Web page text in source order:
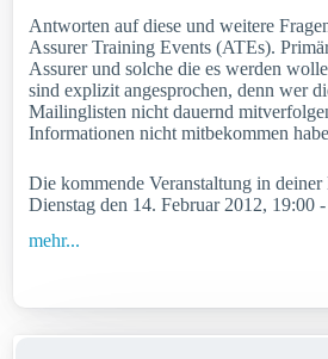
Antworten auf diese und weitere
Assurer Training Events (ATEs).
Assurer und solche die es werden
sind explizit angesprochen, denn wer
Mailinglisten nicht dauernd
Informationen nicht mitbekommen
Die kommende Veranstaltung in deiner
Dienstag den 14. Februar 2012, 19:00
mehr...